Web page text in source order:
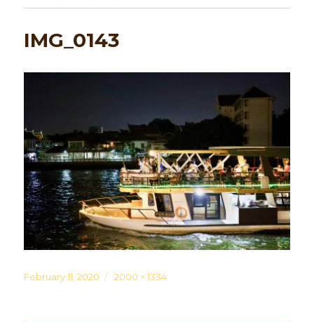
IMG_0143
Posted
February 11, 2020
Full
2000 × 1334